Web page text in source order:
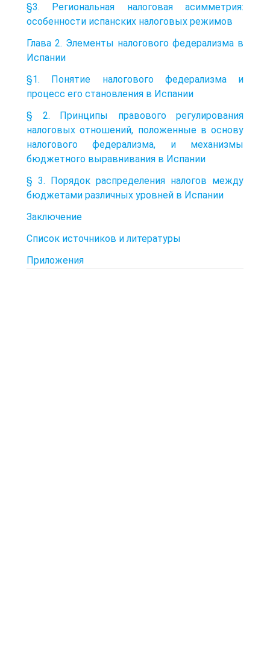
§3. Региональная налоговая асимметрия:
особенности испанских налоговых режимов
Глава 2. Элементы налогового федерализма в
Испании
§1. Понятие налогового федерализма и
процесс его становления в Испании
§ 2. Принципы правового регулирования
налоговых отношений, положенные в основу
налогового федерализма, и механизмы
бюджетного выравнивания в Испании
§ 3. Порядок распределения налогов между
бюджетами различных уровней в Испании
Заключение
Список источников и литературы
Приложения